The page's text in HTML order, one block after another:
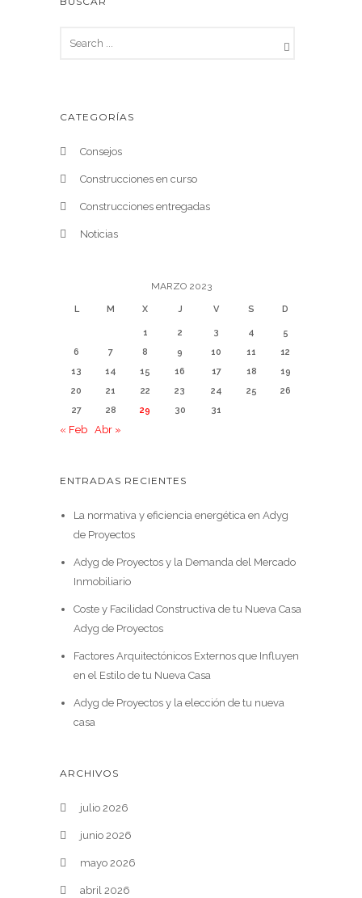
CATEGORÍAS
Consejos
Construcciones en curso
Construcciones entregadas
Noticias
MARZO 2023
L M X J V S D
1 2 3 4
5
6
7 8 9 10 11
12
13
14 15 16 17 18
19
20
21 22 23 24 25
26
27
28 29 30 31
« Feb Abr »
ENTRADAS RECIENTES
La normativa y eficiencia energética en Adyg
de Proyectos
Adyg de Proyectos y la Demanda del Mercado
Inmobiliario
Coste y Facilidad Constructiva de tu Nueva Casa
Adyg de Proyectos
Factores Arquitectónicos Externos que Influyen
en el Estilo de tu Nueva Casa
Adyg de Proyectos y la elección de tu nueva
casa
ARCHIVOS
julio 2026
junio 2026
mayo 2026
abril 2026